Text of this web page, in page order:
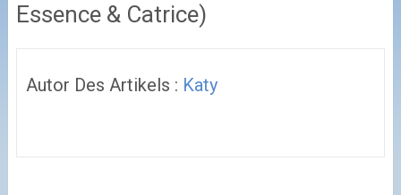
Essence & Catrice)
Autor Des Artikels : Katy